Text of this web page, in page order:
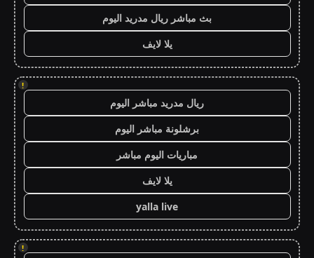
بث مباشر ريال مدريد اليوم
يلا لايف
!
ريال مدريد مباشر اليوم
برشلونة مباشر اليوم
مباريات اليوم مباشر
يلا لايف
yalla live
!